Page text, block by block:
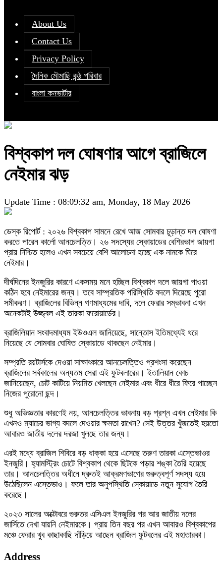
About Us
Contact Us
Privacy Policy
দৈনিক মৌমাছি কন্ঠ পরিবার
বাংলা কনভার্টার
বিশ্বকাপ দল ঘোষণার আগে ব্রাজিলে
নেইমার ঝড়
Update Time : 08:09:32 am, Monday, 18 May 2026
ডেস্ক রিপোর্ট : ২০২৬ বিশ্বকাপ সামনে রেখে আজ সোমবার চূড়ান্ত দল ঘোষণা
করতে পারেন কার্লো আনচেলত্তি। ২৬ সদস্যের স্কোয়াডের বেশিরভাগ জায়গা
প্রায় নিশ্চিত হলেও এখন সবচেয়ে বেশি আলোচনা হচ্ছে এক নামকে ঘিরে
নেইমার।
দীর্ঘদিনের ইনজুরির কারণে একসময় মনে হচ্ছিল বিশ্বকাপ দলে জায়গা পাওয়া
কঠিন হবে নেইমারের জন্য। তবে সাম্প্রতিক পরিস্থিতি বদলে দিয়েছে পুরো
সমীকরণ। ব্রাজিলের বিভিন্ন গণমাধ্যমের দাবি, দলে ফেরার সম্ভাবনা এখন
অনেকটাই উজ্জ্বল এই তারকা ফরোয়ার্ডের।
ব্রাজিলিয়ান সংবাদমাধ্যম ইউওএল জানিয়েছে, সান্তোস ইতিমধ্যেই ধরে
নিয়েছে যে সোমবার ঘোষিত স্কোয়াডে থাকছেন নেইমার।
সম্প্রতি রয়টার্সকে দেওয়া সাক্ষাৎকারে আনচেলত্তিও প্রশংসা করেছেন
ব্রাজিলের সর্বকালের অন্যতম সেরা এই ফুটবলারের। ইতালিয়ান কোচ
জানিয়েছেন, চোট কাটিয়ে নিয়মিত খেলছেন নেইমার এবং ধীরে ধীরে ফিরে পাচ্ছেন
নিজের পুরোনো ছন্দ।
শুধু অভিজ্ঞতার কারণেই নয়, আনচেলত্তির ভাবনায় বড় প্রশ্ন এখন নেইমার কি
এখনও ম্যাচের ভাগ্য বদলে দেওয়ার ক্ষমতা রাখেন? সেই উত্তর খুঁজতেই হয়তো
আবারও জাতীয় দলের দরজা খুলছে তার জন্য।
এরই মধ্যে ব্রাজিল শিবিরে বড় ধাক্কা হয়ে এসেছে তরুণ তারকা এস্তেভাওর
ইনজুরি। হ্যামস্ট্রিং চোটে বিশ্বকাপ থেকে ছিটকে পড়ার শঙ্কা তৈরি হয়েছে
তার। আনচেলত্তির অধীনে দ্রুতই আক্রমণভাগের গুরুত্বপূর্ণ সদস্য হয়ে
উঠেছিলেন এস্তেভাও। ফলে তার অনুপস্থিতি স্কোয়াডে নতুন সুযোগ তৈরি
করেছে।
২০২৩ সালের অক্টোবরে গুরুতর এসিএল ইনজুরির পর আর জাতীয় দলের
জার্সিতে দেখা যায়নি নেইমারকে। প্রায় তিন বছর পর এখন আবারও বিশ্বকাপের
মঞ্চে ফেরার খুব কাছাকাছি দাঁড়িয়ে আছেন ব্রাজিল ফুটবলের এই মহাতারকা।
Address